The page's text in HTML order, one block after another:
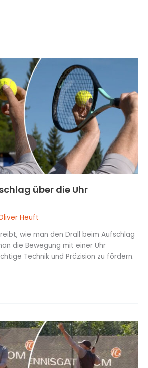
über die Uhr
Heuft
wie man den Drall beim Aufschlag
die Bewegung mit einer Uhr
Technik und Präzision zu fördern.